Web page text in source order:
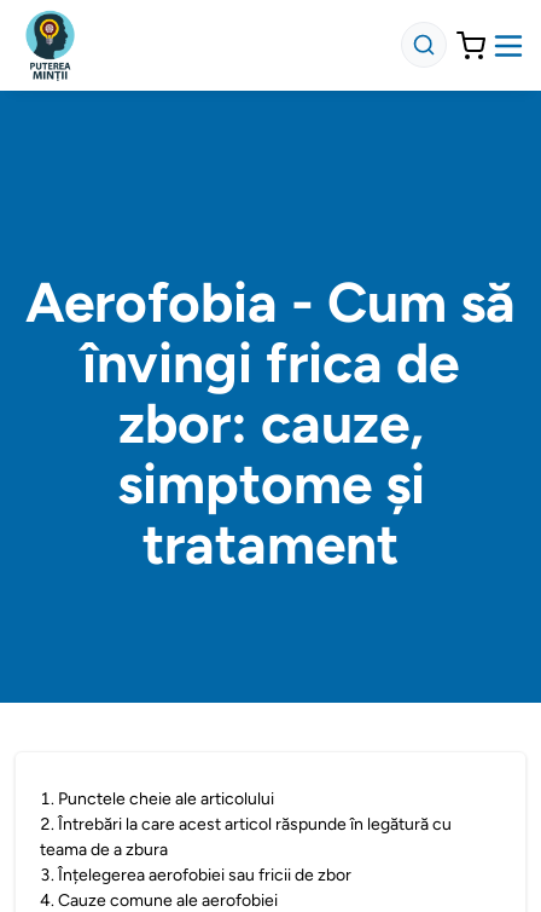
Aerofobia - Cum să
învingi frica de
zbor: cauze,
simptome și
tratament
1. Punctele cheie ale articolului
2.Întrebări la care acest articol răspunde în legătură cu
teama de a zbura
3.Înțelegerea aerofobiei sau fricii de zbor
4.Cauze comune ale aerofobiei